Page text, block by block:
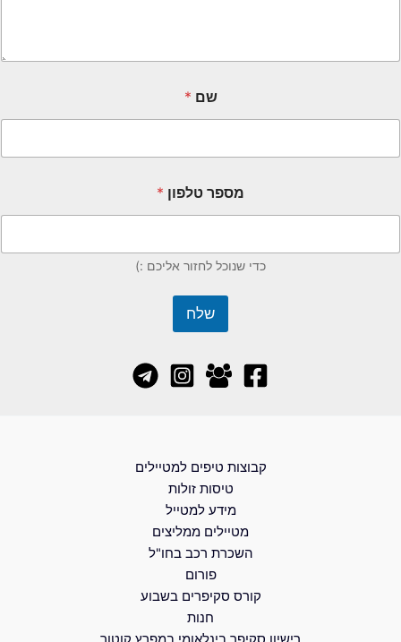
שם *
מספר טלפון *
כדי שנוכל לחזור אליכם :)
שלח
קבוצות טיפים למטיילים
טיסות זולות
מידע למטייל
מטיילים ממליצים
השכרת רכב בחו"ל
פורום
קורס סקיפרים בשבוע
חנות